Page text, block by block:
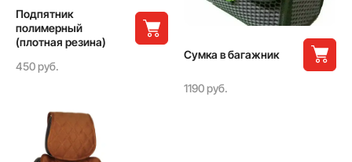
Подпятник
полимерный
(плотная резина)
450 руб.
Сумка в багажник
1190 руб.